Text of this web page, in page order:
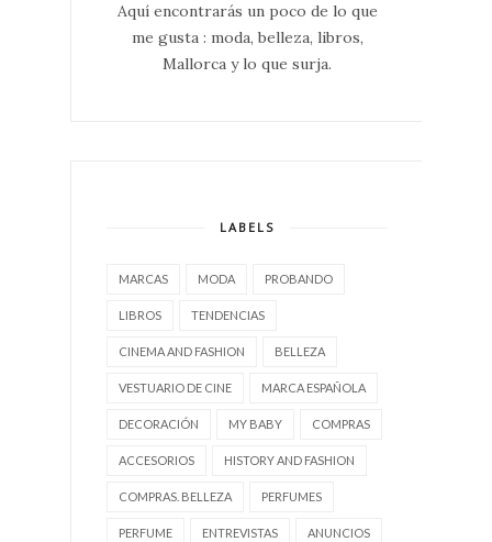
Aquí encontrarás un poco de lo que
me gusta : moda, belleza, libros,
Mallorca y lo que surja.
LABELS
MARCAS MODA PROBANDO
LIBROS TENDENCIAS
CINEMA AND FASHION BELLEZA
VESTUARIO DE CINE MARCA ESPAÑOLA
DECORACIÓN MY BABY COMPRAS
ACCESORIOS HISTORY AND FASHION
COMPRAS. BELLEZA PERFUMES
PERFUME ENTREVISTAS ANUNCIOS